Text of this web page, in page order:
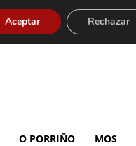
O PORRIÑO MOS
Aceptar Rechazar